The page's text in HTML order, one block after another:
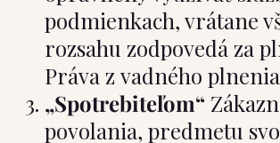
podmienkach, vrátane
rozsahu zodpovedá za
Práva z vadného
„Spotrebiteľom“
povolania, predmetu